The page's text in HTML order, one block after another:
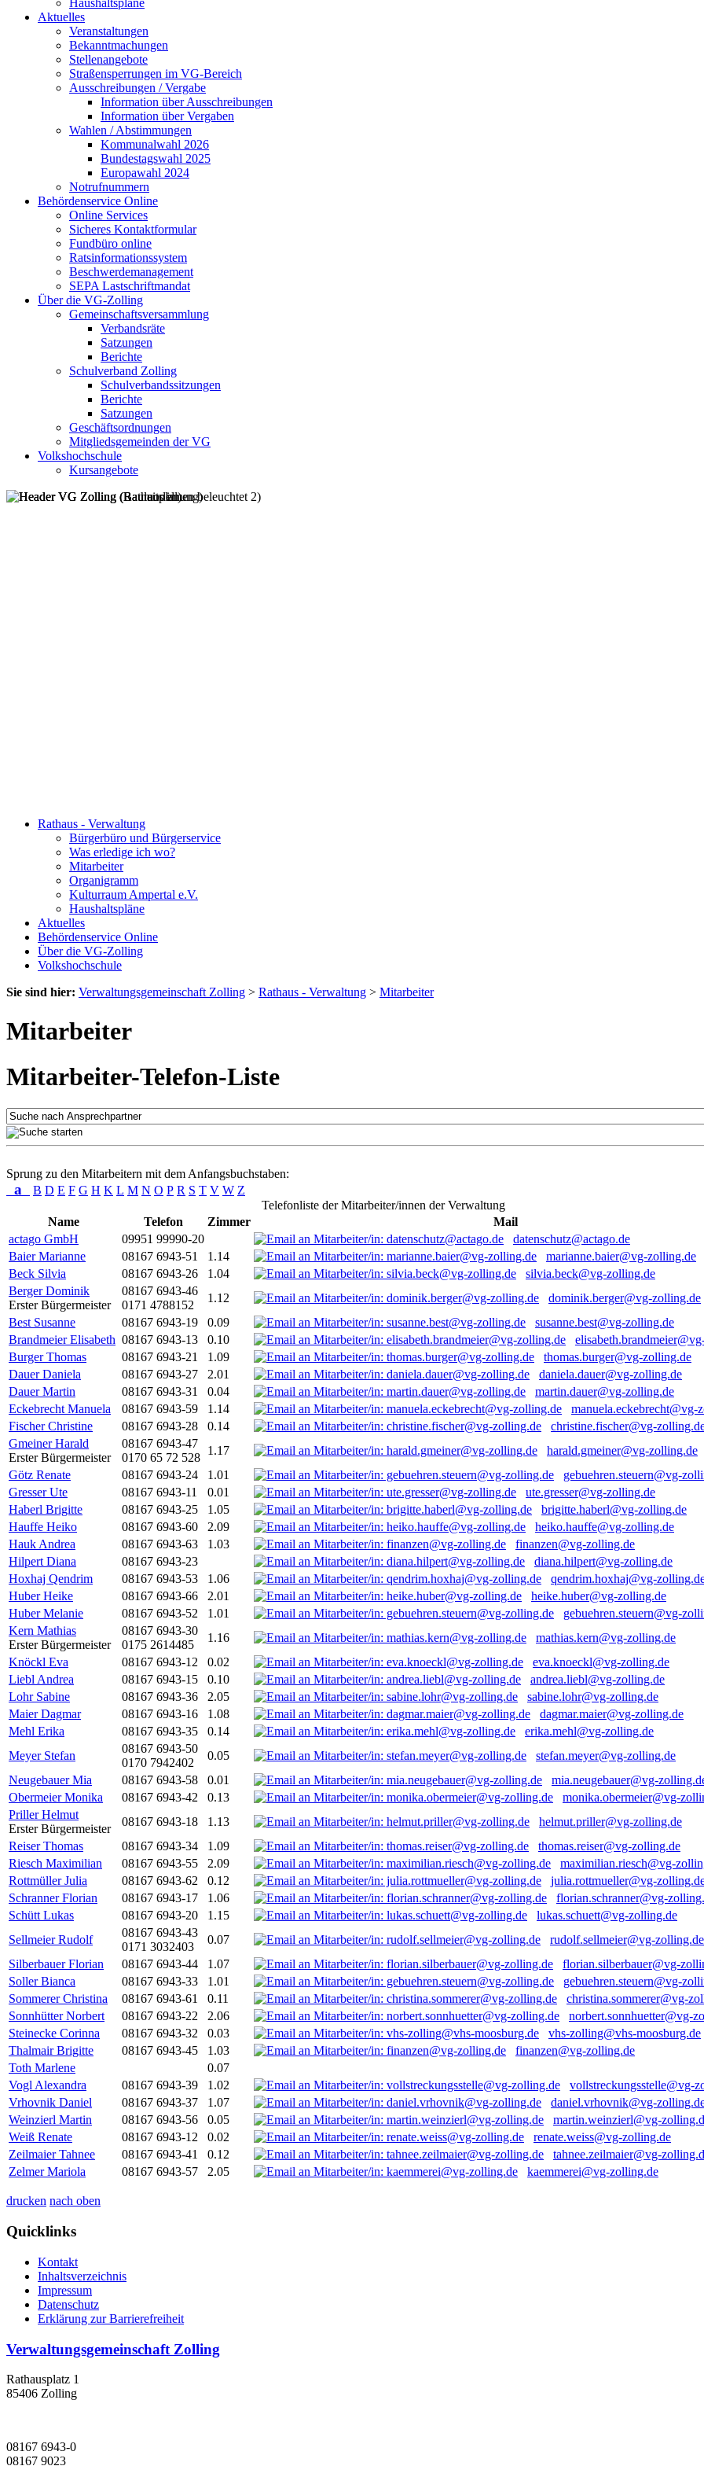
Haushaltspläne
Aktuelles
Veranstaltungen
Bekanntmachungen
Stellenangebote
Straßensperrungen im VG-Bereich
Ausschreibungen / Vergabe
Information über Ausschreibungen
Information über Vergaben
Wahlen / Abstimmungen
Kommunalwahl 2026
Bundestagswahl 2025
Europawahl 2024
Notrufnummern
Behördenservice Online
Online Services
Sicheres Kontaktformular
Fundbüro online
Ratsinformationssystem
Beschwerdemanagement
SEPA Lastschriftmandat
Über die VG-Zolling
Gemeinschaftsversammlung
Verbandsräte
Satzungen
Berichte
Schulverband Zolling
Schulverbandssitzungen
Berichte
Satzungen
Geschäftsordnungen
Mitgliedsgemeinden der VG
Volkshochschule
Kursangebote
Rathaus - Verwaltung
Bürgerbüro und Bürgerservice
Was erledige ich wo?
Mitarbeiter
Organigramm
Kulturraum Ampertal e.V.
Haushaltspläne
Aktuelles
Behördenservice Online
Über die VG-Zolling
Volkshochschule
Sie sind hier: Verwaltungsgemeinschaft Zolling > Rathaus - Verwaltung > Mitarbeiter
Mitarbeiter
Mitarbeiter-Telefon-Liste
Sprung zu den Mitarbeitern mit dem Anfangsbuchstaben:
a B D E F G H K L M N O P R S T V W Z
Telefonliste der Mitarbeiter/innen der Verwaltung
Name
Telefon Zimmer
Mail
actago GmbH
09951 99990-20
datenschutz@actago.de
Baier Marianne
08167 6943-51 1.14
marianne.baier@vg-zolling.de
Beck Silvia
08167 6943-26 1.04
silvia.beck@vg-zolling.de
Berger Dominik
Erster Bürgermeister
08167 6943-46
0171 4788152
1.12
dominik.berger@vg-zolling.de
Best Susanne
08167 6943-19 0.09
susanne.best@vg-zolling.de
Brandmeier Elisabeth 08167 6943-13 0.10
Burger Thomas
08167 6943-21 1.09
thomas.burger@vg-zolling.de
Dauer Daniela
08167 6943-27 2.01
daniela.dauer@vg-zolling.de
Dauer Martin
08167 6943-31 0.04
martin.dauer@vg-zolling.de
Eckebrecht Manuela
08167 6943-59 1.14
manuela.eckebrecht@vg-
Fischer Christine
08167 6943-28 0.14
christine.fischer@vg-
Gmeiner Harald
Erster Bürgermeister
08167 6943-47
0170 65 72 528
1.17
harald.gmeiner@vg-zolling.de
Götz Renate
08167 6943-24 1.01
gebuehren.steuern@vg-
Gresser Ute
08167 6943-11 0.01
ute.gresser@vg-zolling.de
Haberl Brigitte
08167 6943-25 1.05
brigitte.haberl@vg-zolling.de
Hauffe Heiko
08167 6943-60 2.09
heiko.hauffe@vg-zolling.de
Hauk Andrea
08167 6943-63 1.03
finanzen@vg-zolling.de
Hilpert Diana
08167 6943-23
diana.hilpert@vg-zolling.de
Hoxhaj Qendrim
08167 6943-53 1.06
qendrim.hoxhaj@vg-
Huber Heike
08167 6943-66 2.01
heike.huber@vg-zolling.de
Huber Melanie
08167 6943-52 1.01
gebuehren.steuern@vg-
Kern Mathias
Erster Bürgermeister
08167 6943-30
0175 2614485
1.16
mathias.kern@vg-zolling.de
Knöckl Eva
08167 6943-12 0.02
eva.knoeckl@vg-zolling.de
Liebl Andrea
08167 6943-15 0.10
andrea.liebl@vg-zolling.de
Lohr Sabine
08167 6943-36 2.05
sabine.lohr@vg-zolling.de
Maier Dagmar
08167 6943-16 1.08
dagmar.maier@vg-zolling.de
Mehl Erika
08167 6943-35 0.14
erika.mehl@vg-zolling.de
Meyer Stefan
08167 6943-50
0170 7942402
0.05
stefan.meyer@vg-zolling.de
Neugebauer Mia
08167 6943-58 0.01
mia.neugebauer@vg-
Obermeier Monika
08167 6943-42 0.13
monika.obermeier@vg-
Priller Helmut
Erster Bürgermeister
08167 6943-18 1.13
helmut.priller@vg-zolling.de
Reiser Thomas
08167 6943-34 1.09
thomas.reiser@vg-zolling.de
Riesch Maximilian
08167 6943-55 2.09
maximilian.riesch@vg-
Rottmüller Julia
08167 6943-62 0.12
julia.rottmueller@vg-
Schranner Florian
08167 6943-17 1.06
florian.schranner@vg-
Schütt Lukas
08167 6943-20 1.15
lukas.schuett@vg-zolling.de
Sellmeier Rudolf
08167 6943-43
0171 3032403
0.07
rudolf.sellmeier@vg-zolling.de
Silberbauer Florian
08167 6943-44 1.07
florian.silberbauer@vg-
Soller Bianca
08167 6943-33 1.01
gebuehren.steuern@vg-
Sommerer Christina
08167 6943-61 0.11
christina.sommerer@vg-
Sonnhütter Norbert
08167 6943-22 2.06
norbert.sonnhuetter@vg-
Steinecke Corinna
08167 6943-32 0.03
vhs-zolling@vhs-moosburg.de
Thalmair Brigitte
08167 6943-45 1.03
finanzen@vg-zolling.de
Toth Marlene
0.07
Vogl Alexandra
08167 6943-39 1.02
vollstreckungsstelle@vg-
Vrhovnik Daniel
08167 6943-37 1.07
daniel.vrhovnik@vg-
Weinzierl Martin
08167 6943-56 0.05
martin.weinzierl@vg-
Weiß Renate
08167 6943-12 0.02
renate.weiss@vg-zolling.de
Zeilmaier Tahnee
08167 6943-41 0.12
tahnee.zeilmaier@vg-
Zelmer Mariola
08167 6943-57 2.05 kaemmerei@vg-zolling.de
drucken nach oben
Quicklinks
Kontakt
Inhaltsverzeichnis
Impressum
Datenschutz
Erklärung zur Barrierefreiheit
Verwaltungsgemeinschaft Zolling
Rathausplatz 1
85406 Zolling
08167 6943-0
08167 9023